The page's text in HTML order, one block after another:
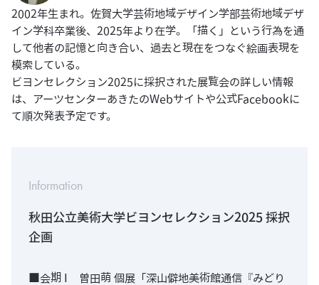
2002年生まれ。佐賀大学芸術地域デザイン学部芸術地域デザ
イン学科卒業後、2025年より在学。「描く」という行為を通
して他者の記憶と向き合い、過去と現在をつなぐ絵画表現を
模索している。
ビヨンセレクション2025に採択された展覧会の詳しい情報
は、アーツセンターあきたのWebサイトや公式Facebookに
て順次発表予定です。
Information
秋田公立美術大学ビヨンセレクション2025 採択
企画
■会期 I 曽田萌 個展「深山僻地美術館通信『みどり